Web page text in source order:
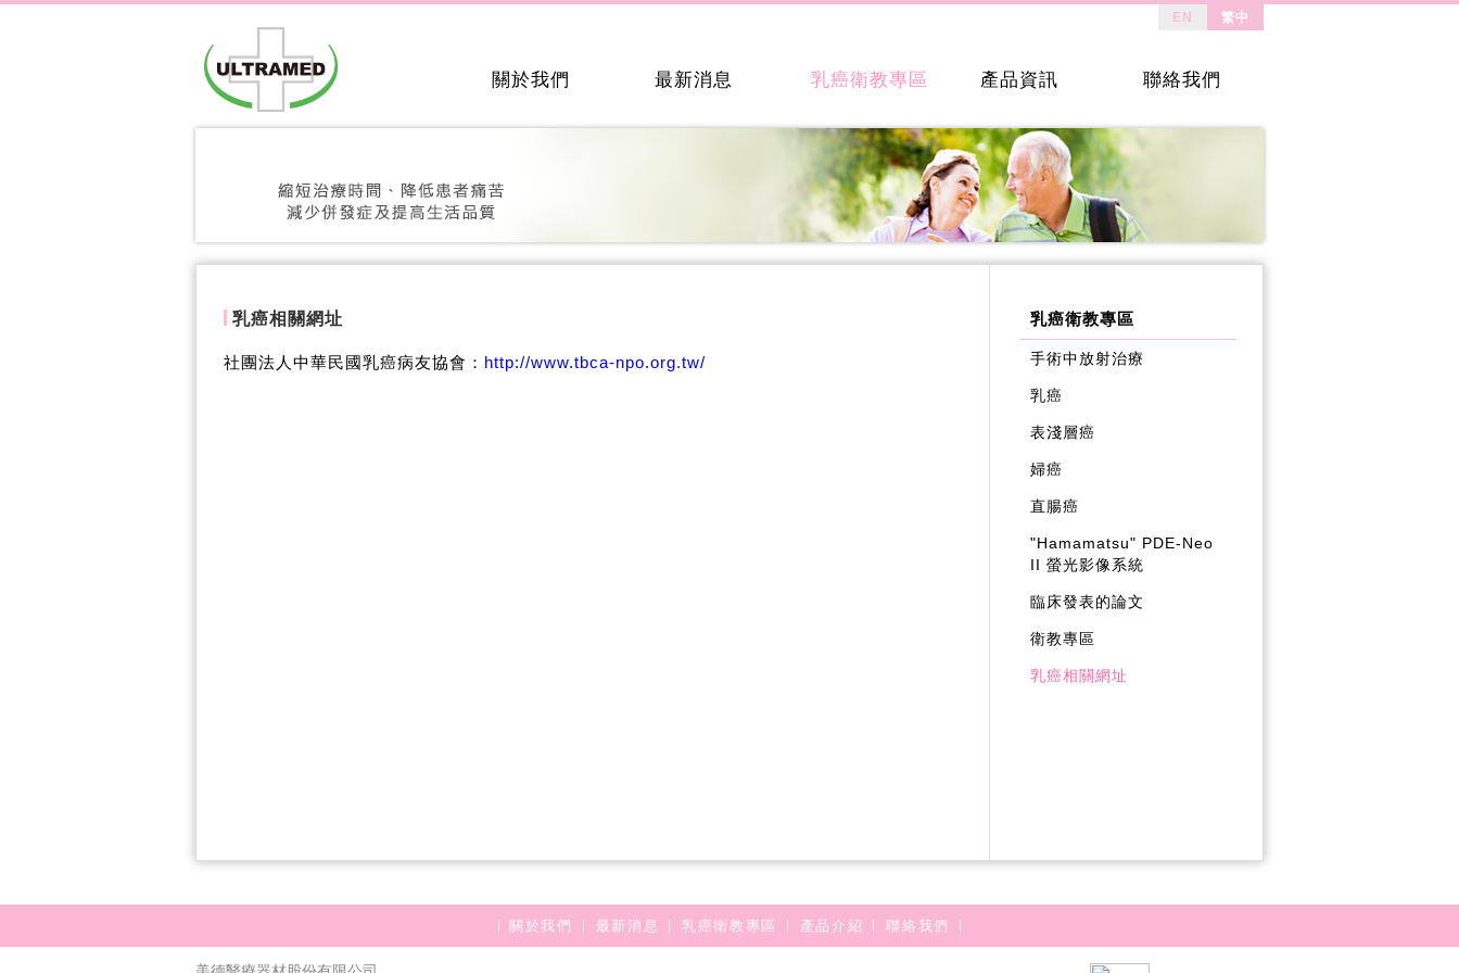
EN 繁中
關於我們 最新消息 乳癌衛教專區 產品資訊 聯絡我們
乳癌相關網址
社團法人中華民國乳癌病友協會： http://www.tbca-npo.org.tw/
乳癌衛教專區
手術中放射治療
乳癌
表淺層癌
婦癌
直腸癌
"Hamamatsu" PDE-Neo
II 螢光影像系統
臨床發表的論文
衛教專區
乳癌相關網址
關於我們 最新消息 乳癌衛教專區 產品介紹 聯絡我們